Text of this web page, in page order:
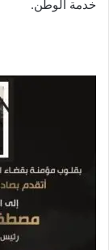
خدمة الوطن.